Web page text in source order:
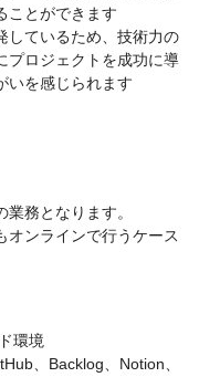
ことができます
しているため、技術力の
プロジェクトを成功に導
いを感じられます
務となります。
オンラインで行うケース
環境
、Backlog、Notion、